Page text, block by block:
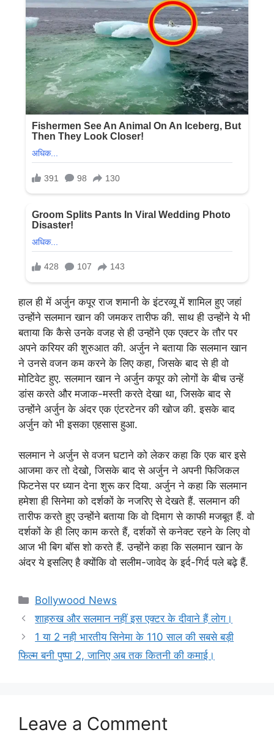
हाल ही में अर्जुन कपूर राज शमानी के इंटरव्यू में शामिल हुए जहां
उन्होंने सलमान खान की जमकर तारीफ की. साथ ही उन्होंने ये भी
बताया कि कैसे उनके वजह से ही उन्होंने एक एक्टर के तौर पर
अपने करियर की शुरुआत की. अर्जुन ने बताया कि सलमान खान
ने उनसे वजन कम करने के लिए कहा, जिसके बाद से ही वो
मोटिवेट हुए. सलमान खान ने अर्जुन कपूर को लोगों के बीच उन्हें
डांस करते और मजाक-मस्ती करते देखा था, जिसके बाद से
उन्होंने अर्जुन के अंदर एक एंटरटेनर की खोज की. इसके बाद
अर्जुन को भी इसका एहसास हुआ.
सलमान ने अर्जुन से वजन घटाने को लेकर कहा कि एक बार इसे
आजमा कर तो देखो, जिसके बाद से अर्जुन ने अपनी फिजिकल
फिटनेस पर ध्यान देना शुरू कर दिया. अर्जुन ने कहा कि सलमान
हमेशा ही सिनेमा को दर्शकों के नजरिए से देखते हैं. सलमान की
तारीफ करते हुए उन्होंने बताया कि वो दिमाग से काफी मजबूत हैं. वो
दर्शकों के ही लिए काम करते हैं, दर्शकों से कनेक्ट रहने के लिए वो
आज भी बिग बॉस शो करते हैं. उन्होंने कहा कि सलमान खान के
अंदर ये इसलिए है क्योंकि वो सलीम-जावेद के इर्द-गिर्द पले बढ़े हैं.
Categories
Bollywood News
शाहरुख और सलमान नहीं इस एक्टर के दीवाने हैं लोग।
1 या 2 नही भारतीय सिनेमा के 110 साल की सबसे बड़ी
फिल्म बनी पुष्पा 2, जानिए अब तक कितनी की कमाई।
Leave a Comment